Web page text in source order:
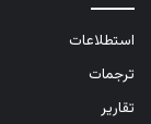
استطلاعات
ترجمات
تقارير